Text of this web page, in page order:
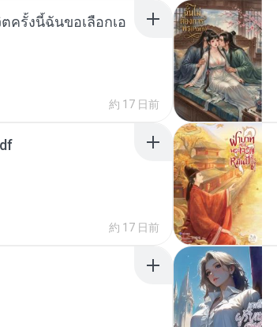
ครั้งนี้ฉันขอเลือกเอ
約 17 日前
約 17 日前